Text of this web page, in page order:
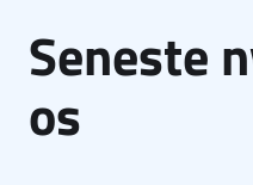
Seneste
os